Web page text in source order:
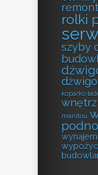
remont
rolki
szyby
koparko
wnętrz
manitou